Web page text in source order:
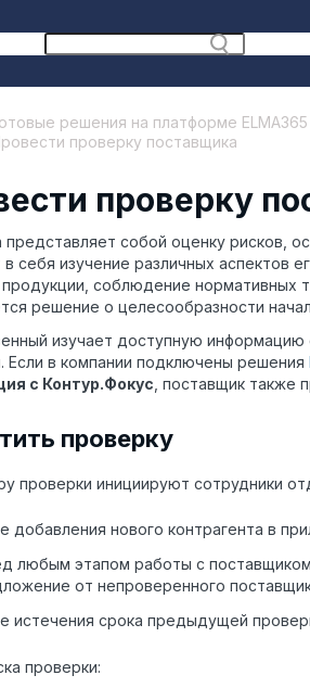
решения на платформе
проверку поставщика
проверку
представляет собой оценку рисков,
себя изучение различных аспектов
продукции, соблюдение нормативных
решение о целесообразности
изучает доступную
Если в компании подключены решения
с Контур.Фокус , поставщик также
проверку
проверки инициируют сотрудники
добавления нового контрагента в
любым этапом работы с
от непроверенного
истечения срока предыдущей
проверки: